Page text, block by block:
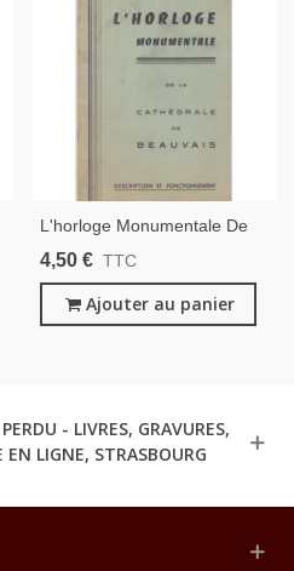
L'horloge Monumentale De
La Cathédrale De Beauvais,
Horlogerie, Oise, Picardie
4,50 € TTC
Ajouter au panier
- LIVRES, GRAVURES,
EN LIGNE, STRASBOURG